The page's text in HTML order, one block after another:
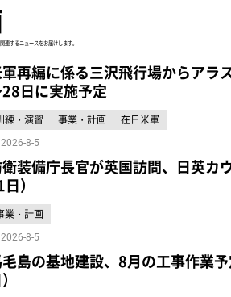
連するニュースをお届けします。
再編に係る三沢飛行場からアラ
日に実施予定
練・演習 事業・計画 在日米軍
2026-8-5
装備庁長官が英国訪問、日英カ
）
業・計画
2026-8-5
島の基地建設、8月の工事作業